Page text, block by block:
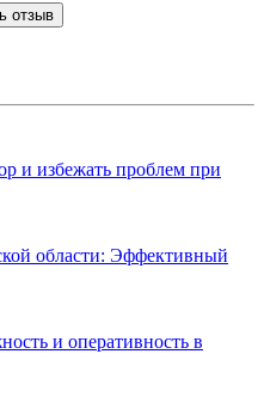
отзыв
и избежать проблем при
области: Эффективный
и оперативность в